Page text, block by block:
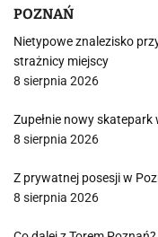
POZNAŃ
Nietypowe znalezisko
strażnicy miejscy
8 sierpnia 2026
Zupełnie nowy
8 sierpnia 2026
Z prywatnej posesji w
8 sierpnia 2026